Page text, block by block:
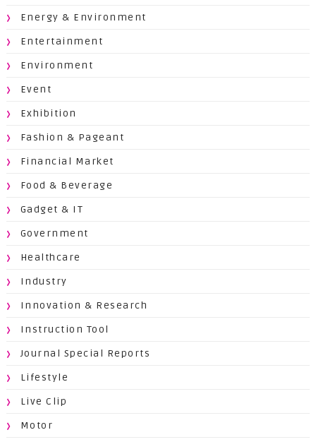
Energy & Environment
Entertainment
Environment
Event
Exhibition
Fashion & Pageant
Financial Market
Food & Beverage
Gadget & IT
Government
Healthcare
Industry
Innovation & Research
Instruction Tool
Journal Special Reports
Lifestyle
Live Clip
Motor